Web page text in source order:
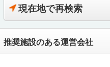
現在地で再検索
推奨施設のある運営会社